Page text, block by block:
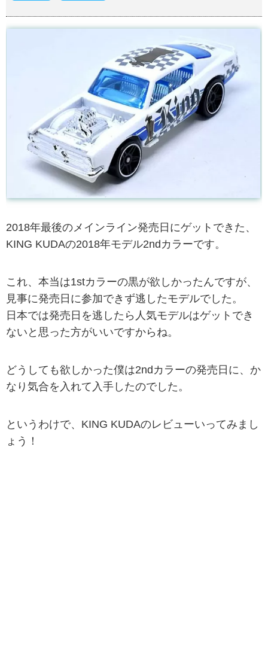
2018年最後のメインライン発売日にゲットできた、
KING KUDAの2018年モデル2ndカラーです。
これ、本当は1stカラーの黒が欲しかったんですが、
見事に発売日に参加できず逃したモデルでした。
日本では発売日を逃したら人気モデルはゲットでき
ないと思った方がいいですからね。
どうしても欲しかった僕は2ndカラーの発売日に、か
なり気合を入れて入手したのでした。
というわけで、KING KUDAのレビューいってみまし
ょう！